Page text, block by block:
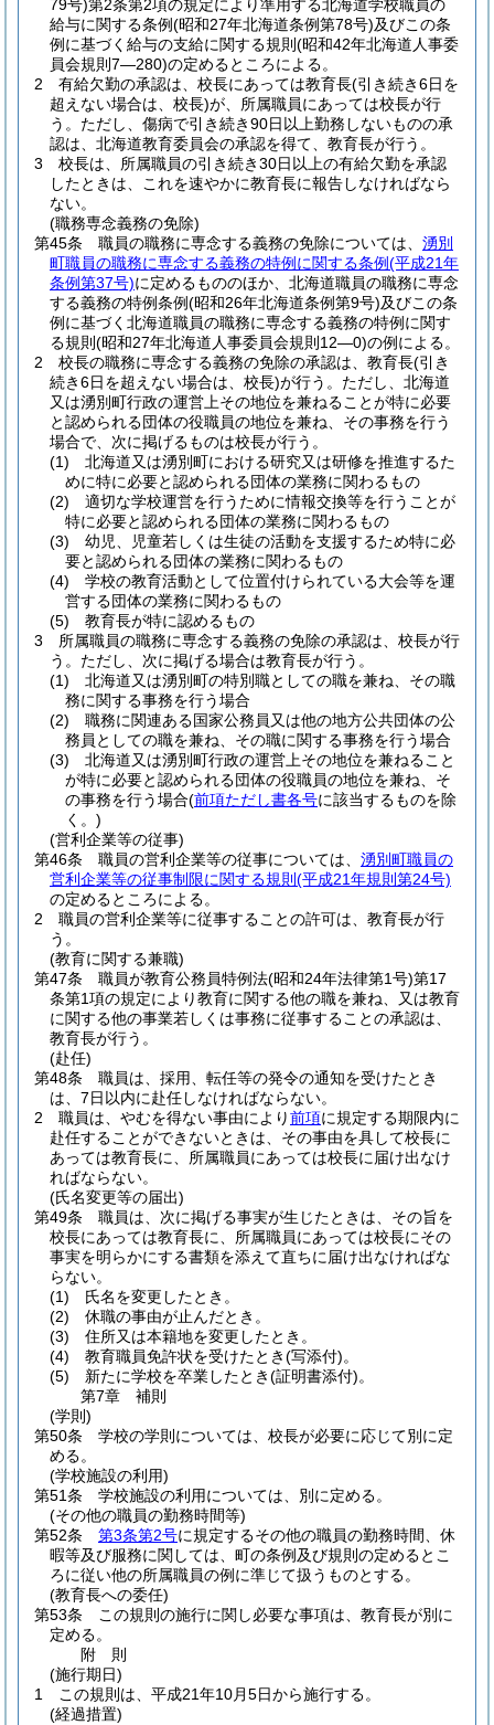
79号)第2条第2項の規定により準用する北海道学校職員の
給与に関する条例(昭和27年北海道条例第78号)及びこの条
例に基づく給与の支給に関する規則 (昭和42年北海道人事委
員会規則7―280)の定めるところによる。
2
有給欠勤の承認は、校長にあっては教育長(引き続き6日を
超えない場合は、校長)が、所属職員にあっては校長が行
う。 ただし、傷病で引き続き90日以上勤務しないものの承
認は、北海道教育委員会の承認を得て、教育長が行う。
3
校長は、所属職員の引き続き30日以上の有給欠勤を承認
したときは、これを速やかに教育長に報告しなければなら
ない。
(職務専念義務の免除)
第45条
職員の職務に専念する義務の免除については、 湧別
町職員の職務に専念する義務の特例に関する条例(平成21年
条例第37号)に定めるもののほか、北海道職員の職務に専念
する義務の特例条例(昭和26年北海道条例第9号)及びこの条
例に基づく北海道職員の職務に専念する義務の特例に関す
る規則 (昭和27年北海道人事委員会規則12―0)の例による。
2
校長の職務に専念する義務の免除の承認は、教育長(引き
続き6日を超えない場合は、校長)が行う。 ただし、北海道
又は湧別町行政の運営上その地位を兼ねることが特に必要
と認められる団体の役職員の地位を兼ね、その事務を行う
場合で、次に掲げるものは校長が行う。
(1)
北海道又は湧別町における研究又は研修を推進するた
めに特に必要と認められる団体の業務に関わるもの
(2)
適切な学校運営を行うために情報交換等を行うことが
特に必要と認められる団体の業務に関わるもの
(3)
幼児、児童若しくは生徒の活動を支援するため特に必
要と認められる団体の業務に関わるもの
(4)
学校の教育活動として位置付けられている大会等を運
営する団体の業務に関わるもの
(5)
教育長が特に認めるもの
3
所属職員の職務に専念する義務の免除の承認は、校長が行
う。 ただし、次に掲げる場合は教育長が行う。
(1)
北海道又は湧別町の特別職としての職を兼ね、その職
務に関する事務を行う場合
(2)
職務に関連ある国家公務員又は他の地方公共団体の公
務員としての職を兼ね、その職に関する事務を行う場合
(3)
北海道又は湧別町行政の運営上その地位を兼ねること
が特に必要と認められる団体の役職員の地位を兼ね、そ
の事務を行う場合(前項ただし書各号に該当するものを除
く。)
(営利企業等の従事)
第46条
職員の営利企業等の従事については、 湧別町職員の
営利企業等の従事制限に関する規則 (平成21年規則第24号)
の定めるところによる。
2
職員の営利企業等に従事することの許可は、教育長が行
う。
(教育に関する兼職)
第47条
職員が教育公務員特例法(昭和24年法律第1号)第17
条第1項の規定により教育に関する他の職を兼ね、又は教育
に関する他の事業若しくは事務に従事することの承認は、
教育長が行う。
(赴任)
第48条
職員は、採用、転任等の発令の通知を受けたとき
は、7日以内に赴任しなければならない。
2
職員は、やむを得ない事由により前項に規定する期限内に
赴任することができないときは、その事由を具して校長に
あっては教育長に、所属職員にあっては校長に届け出なけ
ればならない。
(氏名変更等の届出)
第49条
職員は、次に掲げる事実が生じたときは、その旨を
校長にあっては教育長に、所属職員にあっては校長にその
事実を明らかにする書類を添えて直ちに届け出なければな
らない。
(1)
氏名を変更したとき。
(2)
休職の事由が止んだとき。
(3)
住所又は本籍地を変更したとき。
(4)
教育職員免許状を受けたとき(写添付)。
(5)
新たに学校を卒業したとき(証明書添付)。
第7章
補則
(学則)
第50条
学校の学則については、校長が必要に応じて別に定
める。
(学校施設の利用)
第51条
学校施設の利用については、別に定める。
(その他の職員の勤務時間等)
第52条
第3条第2号に規定するその他の職員の勤務時間、休
暇等及び服務に関しては、町の条例及び規則の定めるとこ
ろに従い他の所属職員の例に準じて扱うものとする。
(教育長への委任)
第53条
この規則の施行に関し必要な事項は、教育長が別に
定める。
附 則
(施行期日)
1
この規則は、平成21年10月5日から施行する。
(経過措置)